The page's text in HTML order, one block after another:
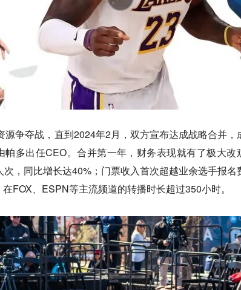
争夺战，直到2024年2月，双方宣布达成战略合并，
多出任CEO。合并第一年，财务表现就有了极大改
，同比增长达40%；门票收入首次超越业余选手报名
FOX、ESPN等主流频道的转播时长超过350小时。